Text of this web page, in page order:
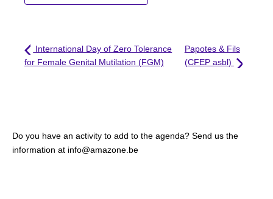
International Day of Zero Tolerance
for Female Genital Mutilation (FGM)
Papotes & Fils
(CFEP asbl)
Do you have an activity to add to the agenda? Send us the
information at info@amazone.be